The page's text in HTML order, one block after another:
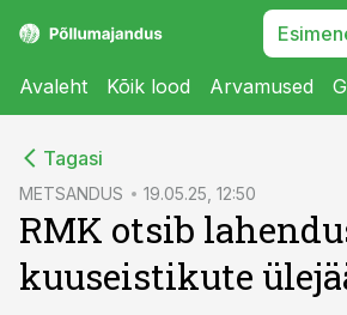
Avaleht Kõik lood Arvamused
Tagasi
METSANDUS 19.05.25, 12:50
RMK otsib
kuuseistikute